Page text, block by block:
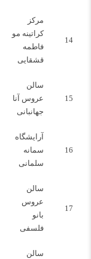
14
مرکز
کراتینه مو
فاطمه
قشقایی
15
سالن
عروس آنا
جهانبانی
16
آرایشگاه
سمانه
سلمانی
17
سالن
عروس
بانو
فلسفی
سالن